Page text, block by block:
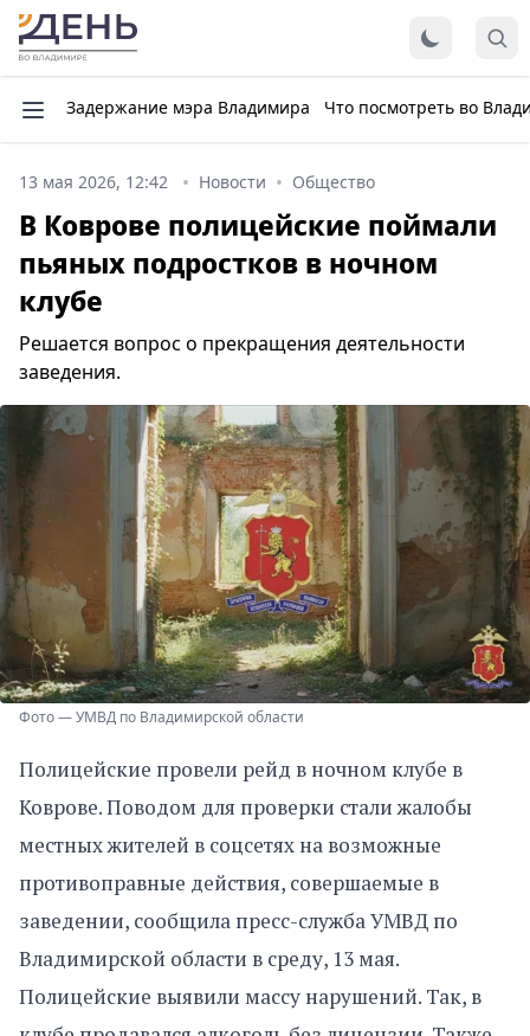
Задержание мэра Владимира Что посмотреть во
13 мая 2026, 12:42 Новости Общество
В Коврове полицейские поймали
пьяных подростков в ночном
клубе
Решается вопрос о прекращения деятельности
заведения.
Фото — УМВД по Владимирской области
Полицейские провели рейд в ночном клубе в
Коврове. Поводом для проверки стали жалобы
местных жителей в соцсетях на возможные
противоправные действия, совершаемые в
заведении, сообщила пресс-служба УМВД по
Владимирской области в среду, 13 мая.
Полицейские выявили массу нарушений. Так, в